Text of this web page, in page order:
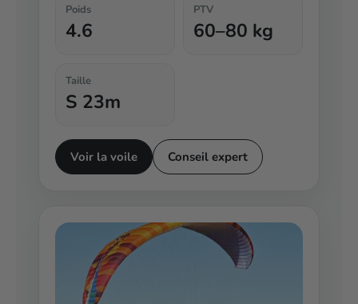
Poids
4.6
PTV
60–80 kg
Taille
S 23m
Voir la voile Conseil expert